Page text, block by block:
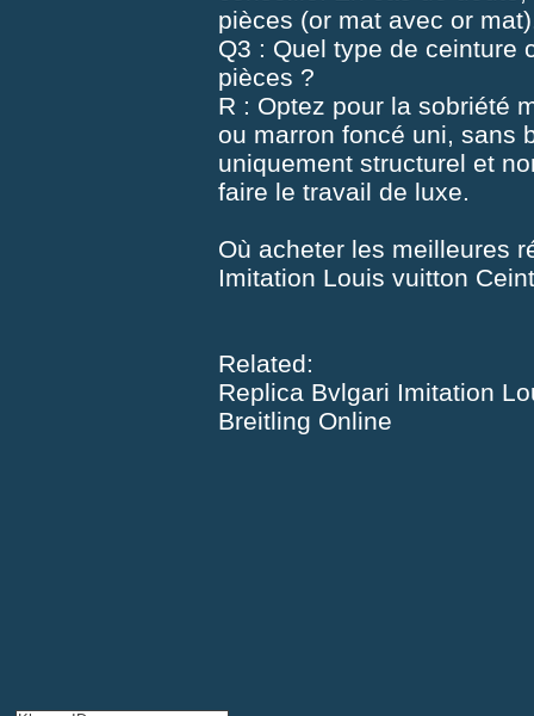
pièces (or mat avec or
Q3 : Quel type de ceinture
pièces ?
R : Optez pour la sobriété
ou marron foncé uni, sans
uniquement structurel et
faire le travail de luxe.
Où acheter les meilleures
Imitation Louis vuitton
Related:
Replica Bvlgari Imitation
Breitling Online